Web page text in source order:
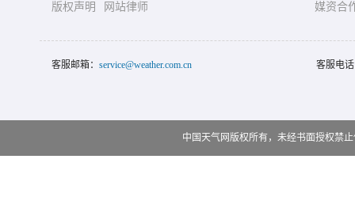
版权声明
网站律师
媒资合
客服邮箱： service@weather.com.cn 客服电
中国天气网版权所有，未经书面授权